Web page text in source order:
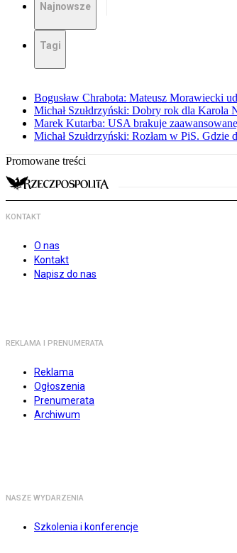
Najnowsze
Tagi
Bogusław Chrabota: Mateusz Morawiecki
Michał Szułdrzyński: Dobry rok dla Karola
Marek Kutarba: USA brakuje
Michał Szułdrzyński: Rozłam w PiS.
Promowane treści
KONTAKT
O nas
Kontakt
Napisz do nas
REKLAMA I PRENUMERATA
Reklama
Ogłoszenia
Prenumerata
Archiwum
NASZE WYDARZENIA
Szkolenia i konferencje